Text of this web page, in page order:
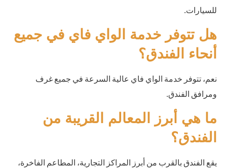
للسيارات.
هل تتوفر خدمة الواي فاي في جميع
أنحاء الفندق؟
نعم، تتوفر خدمة الواي فاي عالية السرعة في جميع غرف
ومرافق الفندق.
ما هي أبرز المعالم القريبة من
الفندق؟
يقع الفندق بالقرب من أبرز المراكز التجارية، المطاعم الفاخرة،